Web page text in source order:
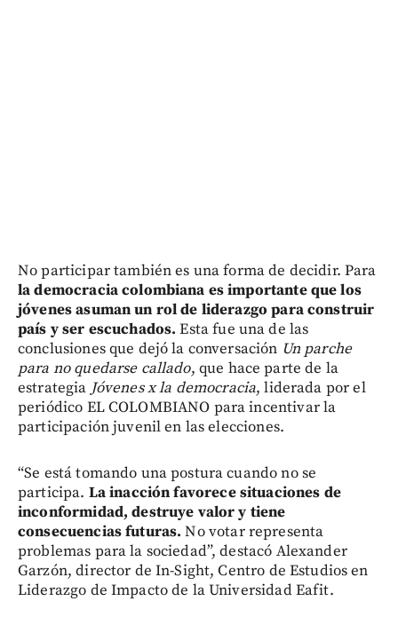
No participar también es una forma de decidir. Para
la democracia colombiana es importante que los
jóvenes asuman un rol de liderazgo para construir
país y ser escuchados.Esta fue una de las
conclusiones que dejó la conversación Un parche
para no quedarse callado, que hace parte de la
estrategia Jóvenes x la democracia, liderada por el
periódico EL COLOMBIANO para incentivar la
participación juvenil en las elecciones.
“Se está tomando una postura cuando no se
participa. La inacción favorece situaciones de
inconformidad, destruye valor y tiene
consecuencias futuras. No votar representa
problemas para la sociedad”, destacó Alexander
Garzón, director de In-Sight, Centro de Estudios en
Liderazgo de Impacto de la Universidad Eafit.